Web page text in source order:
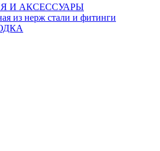
И АКСЕССУАРЫ
из нерж стали и фитинги